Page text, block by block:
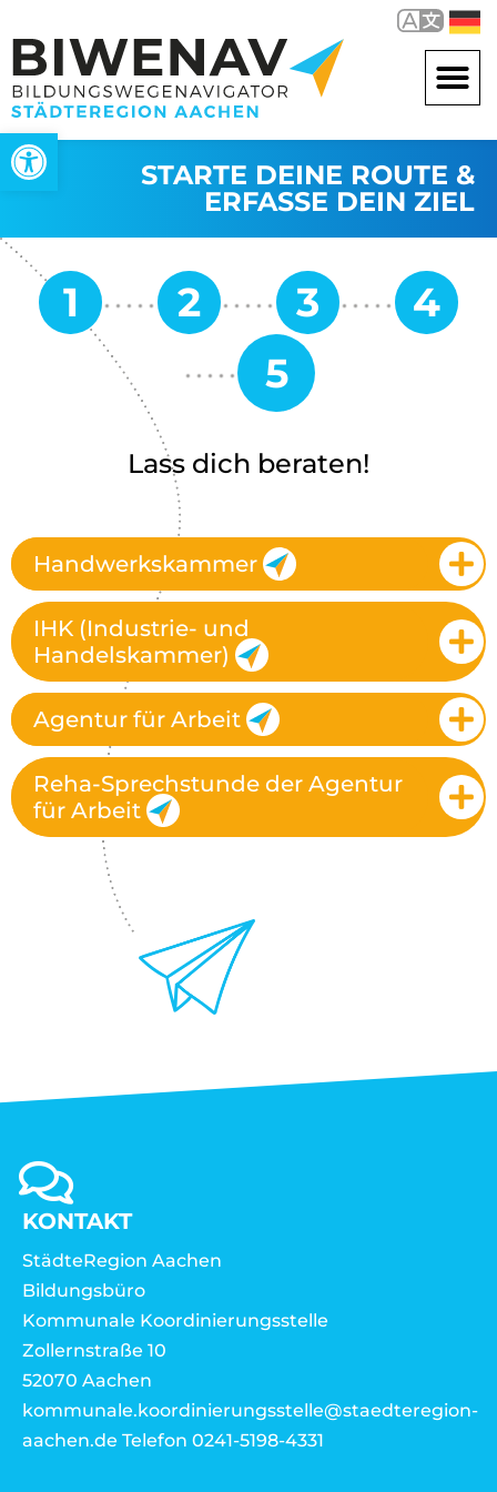
Werkzeugleiste öffnen
STARTE DEINE ROUTE &
ERFASSE DEIN ZIEL
Lass dich beraten!
Handwerkskammer
IHK (Industrie- und
Handelskammer)
Agentur für Arbeit
Reha-Sprechstunde der Agentur
für Arbeit
KONTAKT
StädteRegion Aachen
Bildungsbüro
Kommunale Koordinierungsstelle
Zollernstraße 10
52070 Aachen
kommunale.koordinierungsstelle@staedteregion-
aachen.de Telefon 0241-5198-4331